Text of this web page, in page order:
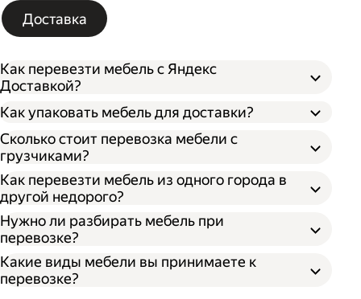
Доставка
Как перевезти мебель с Яндекс
Доставкой?
Откройте приложение Яндекс Go или сайт;
Выберите тип кузова и количество
Укажите адрес отправления и получения;
Нажмите кнопку «Заказать».
Как упаковать мебель для доставки?
Разобрать поддающуюся разборке
мебель;
Упаковать разобранную мебель в стретч-
пленку, воздушно-пузырьковую пленку или
другой надежный материал;
Упаковать неразборную мебель в картон
или поролон.
Сколько стоит перевозка мебели с
грузчиками?
Как перевезти мебель из одного города в
другой недорого?
Нужно ли разбирать мебель при
перевозке?
Какие виды мебели вы принимаете к
перевозке?